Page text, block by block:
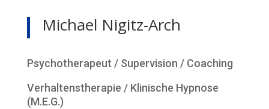
Michael Nigitz-Arch
Psychotherapeut / Supervision / Coaching
Verhaltenstherapie / Klinische Hypnose
(M.E.G.)